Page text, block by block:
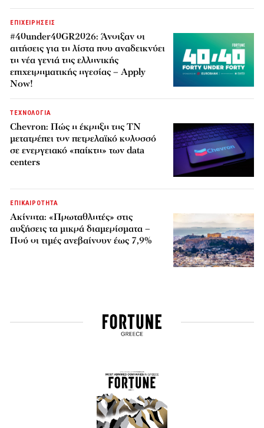
ΕΠΙΧΕΙΡΗΣΕΙΣ
#40under40GR2026: Άνοιξαν οι
αιτήσεις για τη λίστα που αναδεικνύει
τη νέα γενιά της ελληνικής
επιχειρηματικής ηγεσίας – Apply
Now!
ΤΕΧΝΟΛΟΓΙΑ
Chevron: Πώς η έκρηξη της ΤΝ
μετατρέπει τον πετρελαϊκό κολοσσό
σε ενεργειακό «παίκτη» των data
centers
ΕΠΙΚΑΙΡΟΤΗΤΑ
Ακίνητα: «Πρωταθλητές» στις
αυξήσεις τα μικρά διαμερίσματα –
Πού οι τιμές ανεβαίνουν έως 7,9%